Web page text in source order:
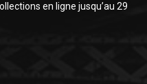
en ligne jusqu’au 29